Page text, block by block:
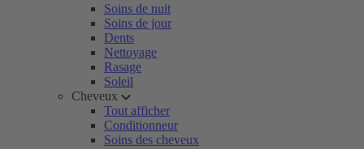
Soins de nuit
Soins de jour
Dents
Nettoyage
Rasage
Soleil
Cheveux
Tout afficher
Conditionneur
Soins des cheveux